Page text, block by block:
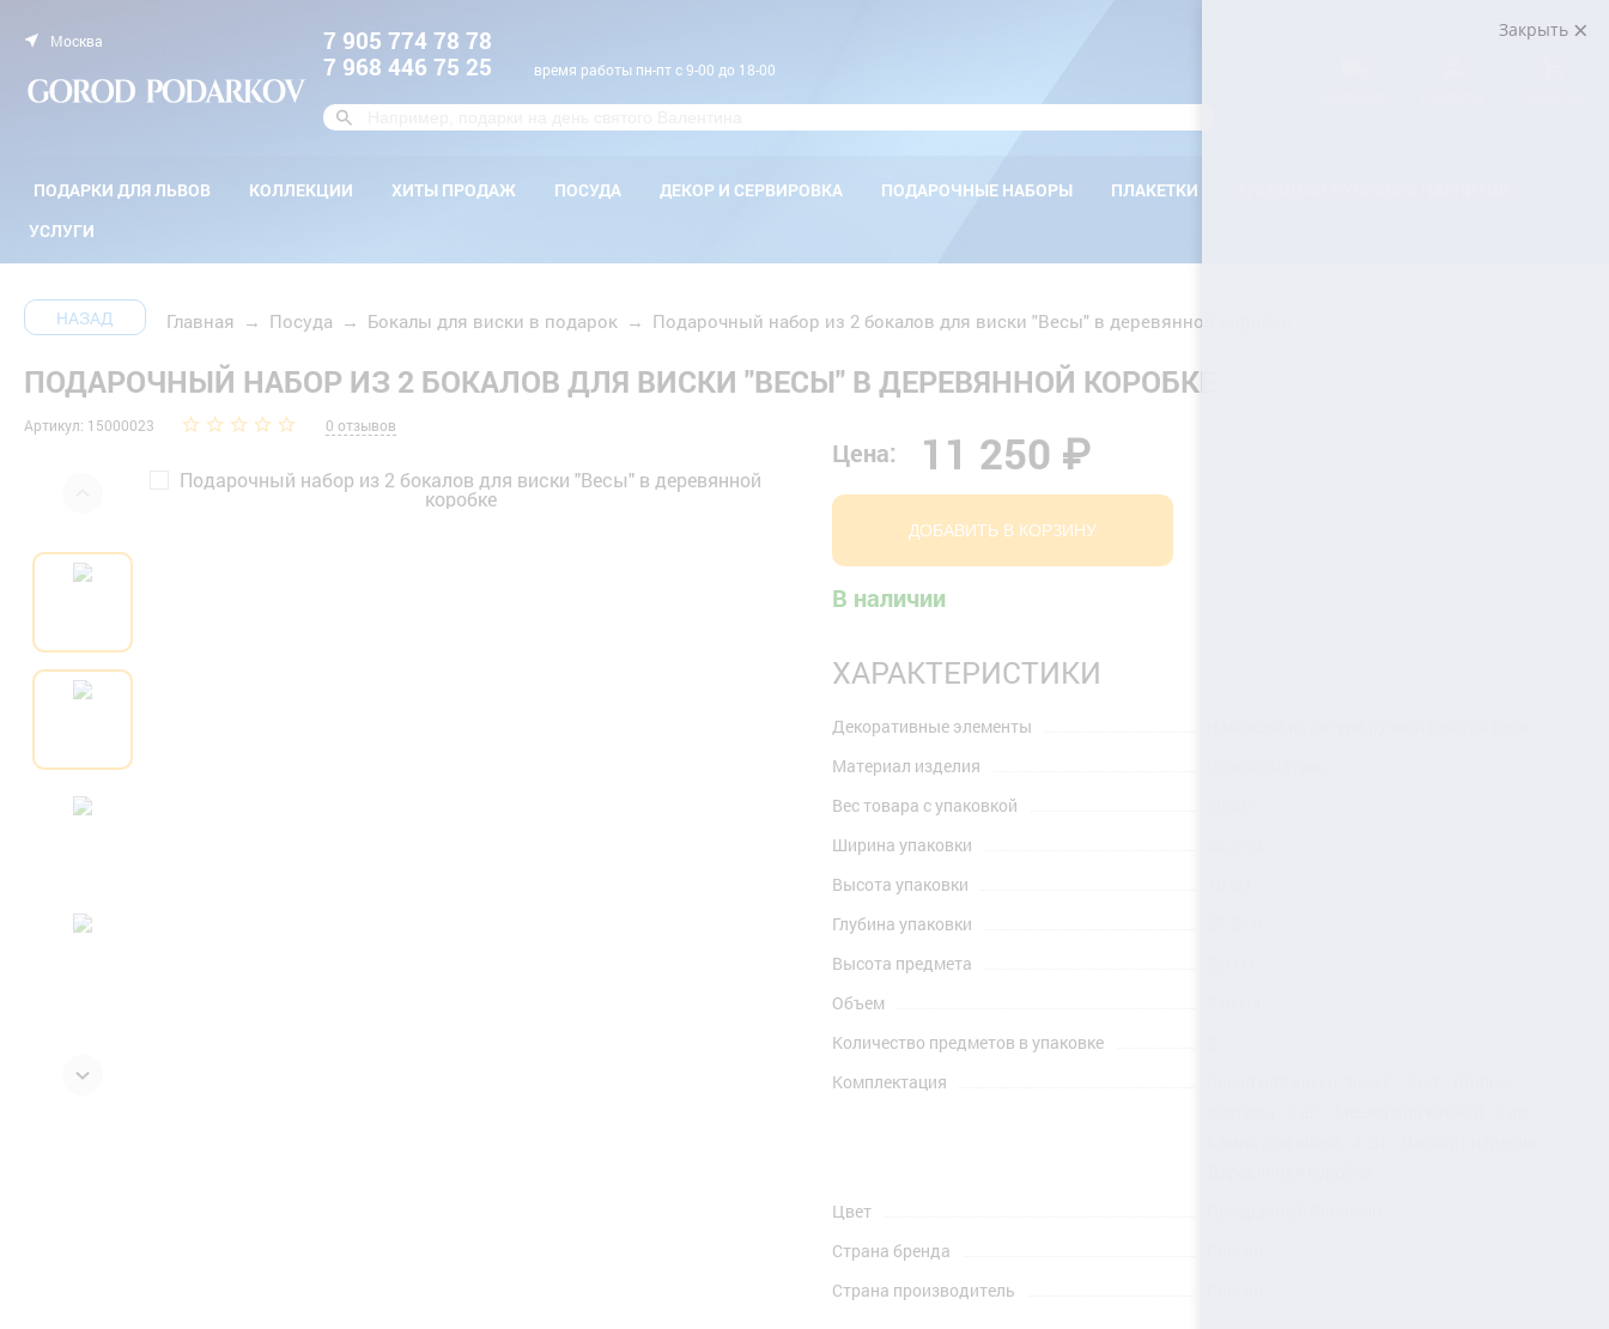
Москва
7 905 774 78 78
7 968 446 75 25
время работы пн-пт с 9-00 до 18-00
ПОДАРКИ ДЛЯ ЛЬВОВ КОЛЛЕКЦИИ ХИТЫ ПРОДАЖ ПОСУДА ДЕКОР И СЕРВИРОВКА ПОДАРОЧНЫЕ НАБОРЫ ПЛАКЕТКИ
УСЛУГИ
НАЗАД Главная → Посуда → Бокалы для виски в подарок → Подарочный набор из 2 бокалов для виски "Весы" в деревянной коробке
ПОДАРОЧНЫЙ НАБОР ИЗ 2 БОКАЛОВ ДЛЯ ВИСКИ "ВЕСЫ" В ДЕРЕВЯННОЙ КОРОБКЕ
Артикул: 15000023 0 отзывов
Цена: 11 250 ₽
ДОБАВИТЬ В КОРЗИНУ
В наличии
ХАРАКТЕРИСТИКИ
Декоративные элементы
Материал изделия
Вес товара с упаковкой
Ширина упаковки
Высота упаковки
Глубина упаковки
Высота предмета
Объем
Количество предметов в упаковке
Комплектация
Цвет
Страна бренда
Страна производитель
Закрыть